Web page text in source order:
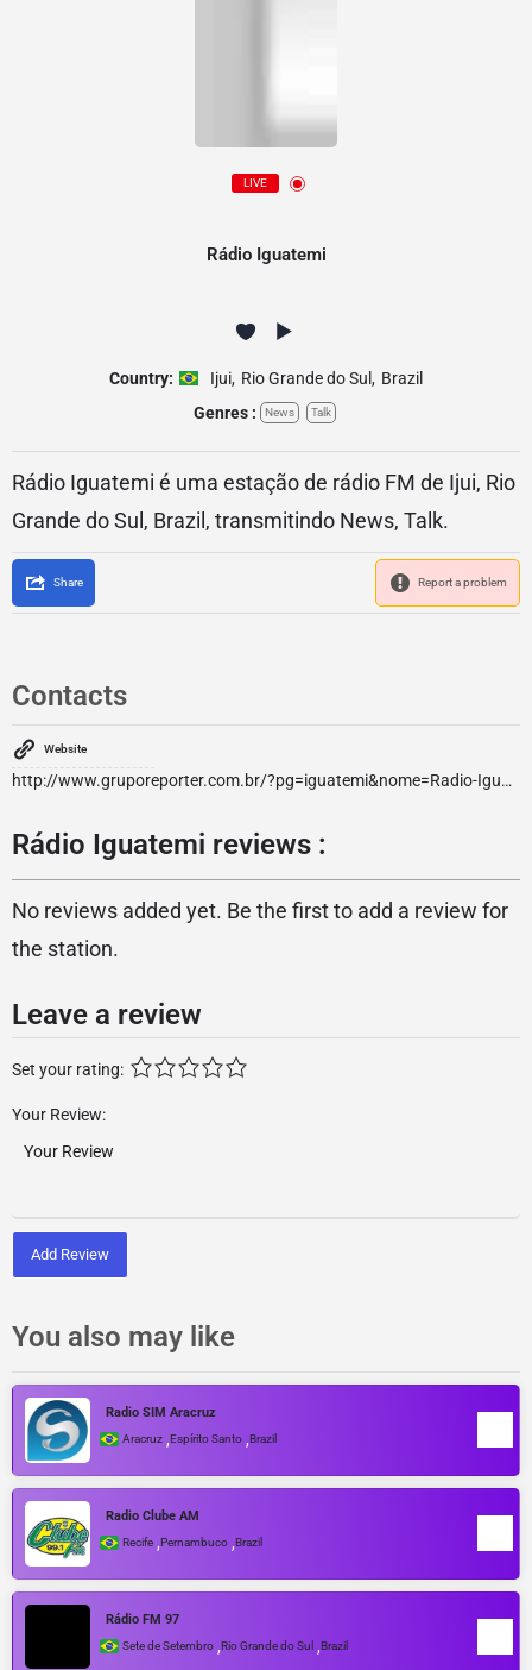
LIVE
Rádio Iguatemi
Country: Ijui, Rio Grande do Sul , Brazil
Genres :
News Talk
Rádio Iguatemi é uma estação de rádio FM de Ijui, Rio
Grande do Sul, Brazil, transmitindo News, Talk.
Share Report a problem
Contacts
Website
http://www.gruporeporter.com.br/?pg=iguatemi&nome=Radio-Iguatemi
Rádio Iguatemi reviews :
No reviews added yet. Be the first to add a review for
the station.
Leave a review
Set your rating:
Your Review:
Add Review
You also may like
Radio SIM Aracruz
Aracruz ,Espírito Santo ,Brazil
Radio Clube AM
Recife ,Pernambuco ,Brazil
Rádio FM 97
Sete de Setembro ,Rio Grande do Sul ,Brazil